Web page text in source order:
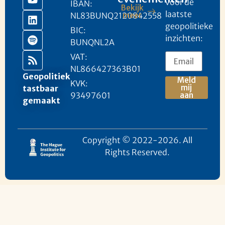
Geopolitiek
tastbaar
gemaakt
IBAN:
NL83BUNQ2120842558
BIC:
BUNQNL2A
VAT:
NL866427363B01
KVK:
93497601
Bekijk
meer
laatste
geopolitieke
inzichten:
Meld
mij
aan
Copyright © 2022-2026. All
Rights Reserved.